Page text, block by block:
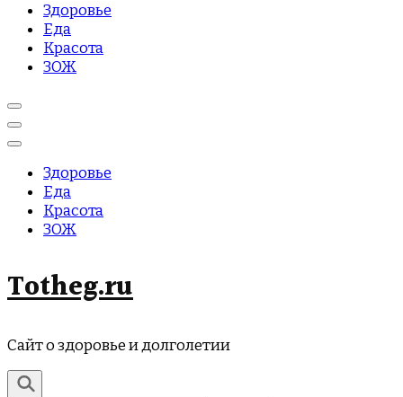
Здоровье
Еда
Красота
ЗОЖ
Здоровье
Еда
Красота
ЗОЖ
Totheg.ru
Сайт о здоровье и долголетии